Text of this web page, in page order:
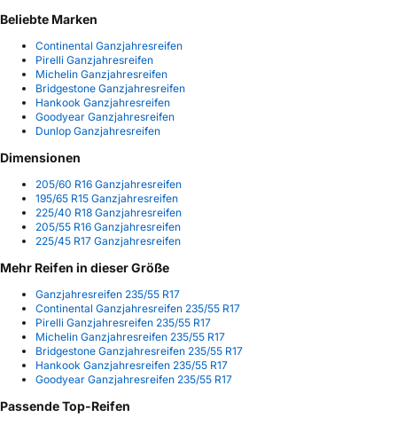
Beliebte Marken
Continental Ganzjahresreifen
Pirelli Ganzjahresreifen
Michelin Ganzjahresreifen
Bridgestone Ganzjahresreifen
Hankook Ganzjahresreifen
Goodyear Ganzjahresreifen
Dunlop Ganzjahresreifen
Dimensionen
205/60 R16 Ganzjahresreifen
195/65 R15 Ganzjahresreifen
225/40 R18 Ganzjahresreifen
205/55 R16 Ganzjahresreifen
225/45 R17 Ganzjahresreifen
Mehr Reifen in dieser Größe
Ganzjahresreifen 235/55 R17
Continental Ganzjahresreifen 235/55 R17
Pirelli Ganzjahresreifen 235/55 R17
Michelin Ganzjahresreifen 235/55 R17
Bridgestone Ganzjahresreifen 235/55 R17
Hankook Ganzjahresreifen 235/55 R17
Goodyear Ganzjahresreifen 235/55 R17
Passende Top-Reifen